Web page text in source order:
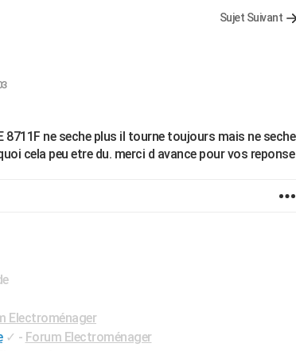
Sujet Suivant
8711F ne seche plus il tourne toujours mais ne seche
cela peu etre du. merci d avance pour vos reponse
Electroménager
✓ - Forum Electroménager